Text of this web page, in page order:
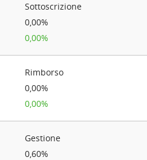
Sottoscrizione
0,00%
0,00%
Rimborso
0,00%
0,00%
Gestione
0,60%